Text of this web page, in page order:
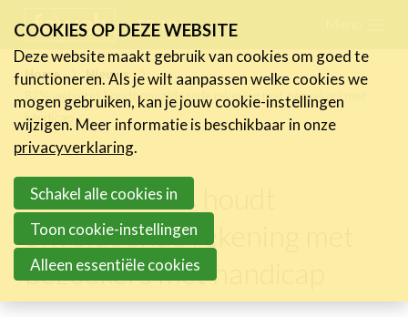
links
Jump
to
navigation
to
main
content
FR NL
Home
Nieuws
82% websites houdt onvoldoende rekening met bezoekers met
handicap
82% websites houdt
onvoldoende rekening met
bezoekers met handicap
Nieuws
Nieuwsberichten
FeWeb Videos
Jobs in de sector
Activiteiten
Cases
COOKIES OP DEZE WEBSITE
Deze website maakt gebruik van cookies om goed te
functioneren. Als je wilt aanpassen welke cookies we
mogen gebruiken, kan je jouw cookie-instellingen
wijzigen. Meer informatie is beschikbaar in onze
privacyverklaring.
Schakel alle cookies in
Toon cookie-instellingen
Alleen essentiële cookies